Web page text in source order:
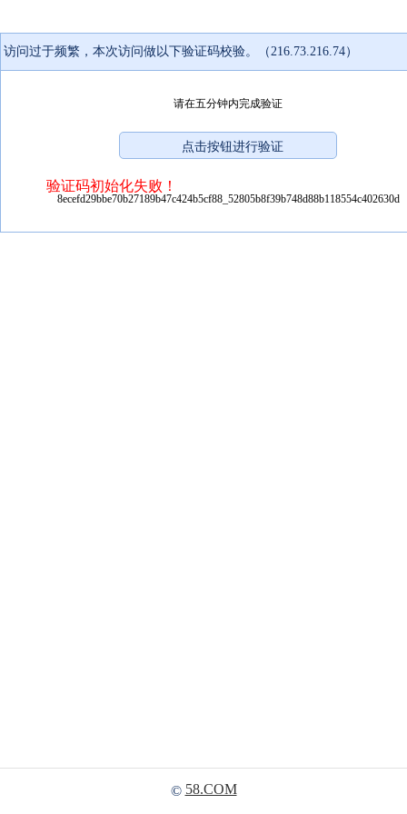
访问过于频繁，本次访问做以下验证码校验。（216.73.216.74）
请在五分钟内完成验证
验证码初始化失败！
8ecefd29bbe70b27189b47c424b5cf88_52805b8f39b748d88b118554c402630d
© 58.COM